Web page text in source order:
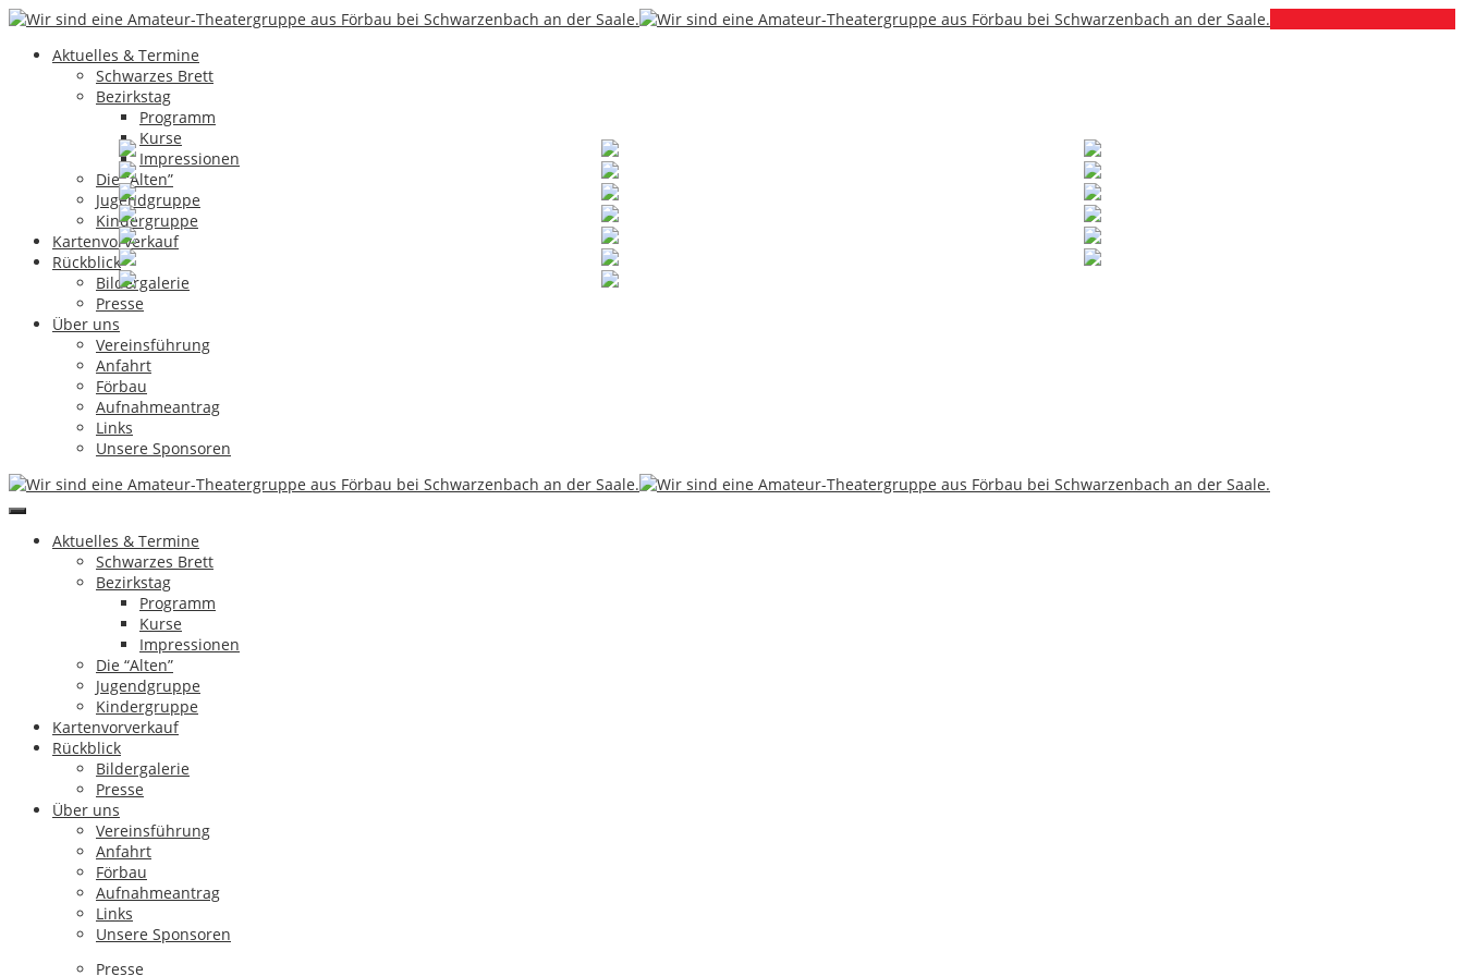
Aktuelles & Termine
Schwarzes Brett
Bezirkstag
Programm
Kurse
Impressionen
Die “Alten”
Jugendgruppe
Kindergruppe
Kartenvorverkauf
Rückblick
Bildergalerie
Presse
Über uns
Vereinsführung
Anfahrt
Förbau
Aufnahmeantrag
Links
Unsere Sponsoren
Aktuelles & Termine
Schwarzes Brett
Bezirkstag
Programm
Kurse
Impressionen
Die “Alten”
Jugendgruppe
Kindergruppe
Kartenvorverkauf
Rückblick
Bildergalerie
Presse
Über uns
Vereinsführung
Anfahrt
Förbau
Aufnahmeantrag
Links
Unsere Sponsoren
27 Okt.
Regnwurmorakl
Günter Greim Hinterlasse einen Kommentar
Artikel-Navigation
←Shakespeares Kaufmann
Frau Holle→
Impressum & Datenschutz
Copyright by Theatergruppe Förbau e.V.
Aktuelles & Termine
Schwarzes Brett
Bezirkstag
Programm
Kurse
Impressionen
Die “Alten”
Jugendgruppe
Kindergruppe
Kartenvorverkauf
Rückblick
Bildergalerie
Presse